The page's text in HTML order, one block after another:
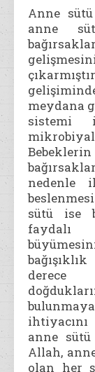
Anne
anne
meydana
sistemi
nedenle
sütü ise
faydalı
derece
anne sütü
Allah,
olan her